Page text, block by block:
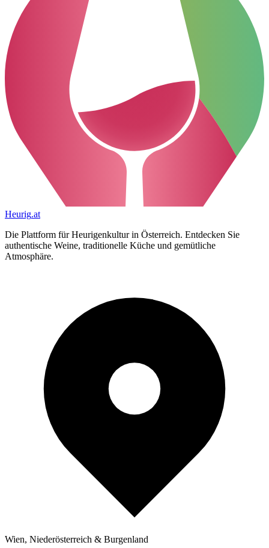
Heurig.at
Die Plattform für Heurigenkultur in Österreich. Entdecken Sie
authentische Weine, traditionelle Küche und gemütliche
Atmosphäre.
Wien, Niederösterreich & Burgenland